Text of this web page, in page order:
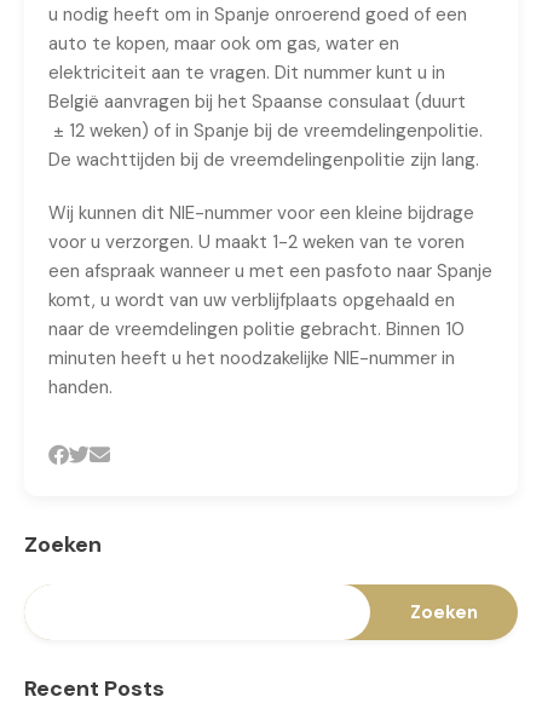
u nodig heeft om in Spanje onroerend goed of een
auto te kopen, maar ook om gas, water en
elektriciteit aan te vragen. Dit nummer kunt u in
België aanvragen bij het Spaanse consulaat (duurt
± 12 weken) of in Spanje bij de vreemdelingenpolitie.
De wachttijden bij de vreemdelingenpolitie zijn lang.
Wij kunnen dit NIE-nummer voor een kleine bijdrage
voor u verzorgen. U maakt 1-2 weken van te voren
een afspraak wanneer u met een pasfoto naar Spanje
komt, u wordt van uw verblijfplaats opgehaald en
naar de vreemdelingen politie gebracht. Binnen 10
minuten heeft u het noodzakelijke NIE-nummer in
handen.
Zoeken
Zoeken
Recent Posts